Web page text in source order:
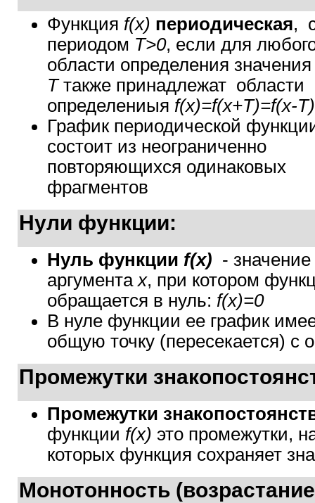
Функция f(x) периодическая,
периодом T>0, если для
области определения
Tтакже принадлежат области
определениыя f(x)=f(x+T)=f(x-T)
График периодической
состоит из неограниченно
повторяющихся одинаковых
фрагментов
Нули функции:
Нуль функции f(x) - значение
аргумента x, при котором
обращается в нуль: f(x)=0
В нуле функции ее график
общую точку (пересекается) с
Промежутки
Промежутки
функции f(x) это промежутки,
которых функция сохраняет
Монотонность